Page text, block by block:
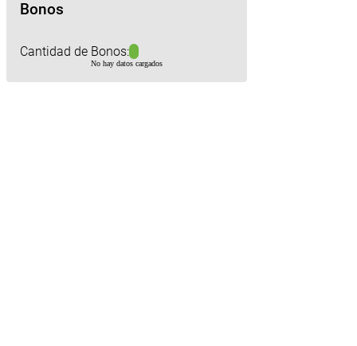
Bonos
Cantidad de Bonos:
No hay datos cargados